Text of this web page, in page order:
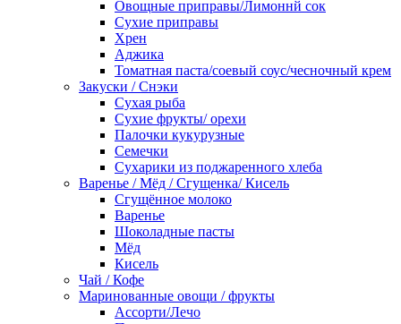
Овощные приправы/Лимоннй сок
Сухие приправы
Хрен
Аджика
Томатная паста/соевый соус/чесночный крем
Закуски / Снэки
Сухая рыба
Сухие фрукты/ орехи
Палочки кукурузные
Семечки
Сухарики из поджаренного хлеба
Варенье / Мёд / Сгущенка/ Кисель
Сгущённое молоко
Варенье
Шоколадные пасты
Мёд
Кисель
Чай / Кофе
Маринованные овощи / фрукты
Ассорти/Лечо